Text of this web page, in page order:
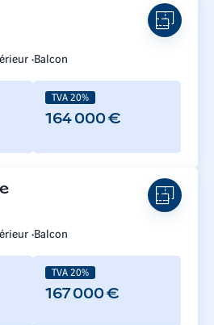
Balcon
TVA 20%
164 000 €
Balcon
TVA 20%
167 000 €